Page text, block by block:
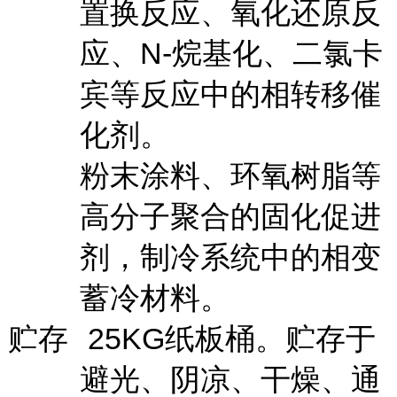
置换反应、氧化还原反
应、N-烷基化、二氯卡
宾等反应中的相转移催
化剂。
粉末涂料、环氧树脂等
高分子聚合的固化促进
剂，制冷系统中的相变
蓄冷材料。
贮存
25KG纸板桶。贮存于
避光、阴凉、干燥、通